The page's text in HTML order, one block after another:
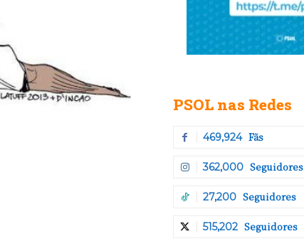
PSOL nas Redes
469,924 Fãs
362,000 Seguidores
27,200 Seguidores
515,202 Seguidores